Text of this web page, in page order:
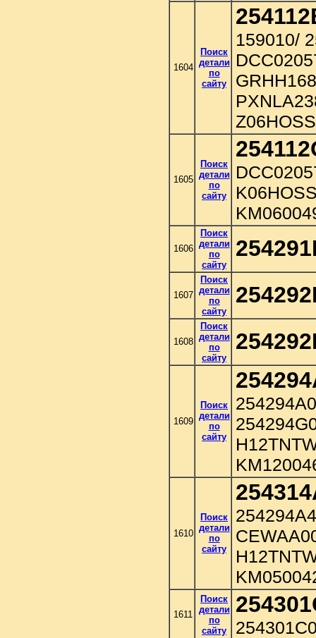
1604
Поиск
детали
по
сайту
159010/
1605
Поиск
детали
по
сайту
1606
Поиск
детали
по
сайту
1607
Поиск
детали
по
сайту
1608
Поиск
детали
по
сайту
1609
Поиск
детали
по
сайту
1610
Поиск
детали
по
сайту
1611
Поиск
детали
по
сайту